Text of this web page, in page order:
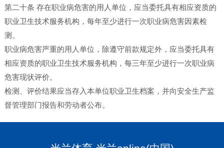
第二十条 存在职业病危害的用人单位，应当委托具有相应资质的
职业卫生技术服务机构，每年至少进行一次职业病危害因素检
测。
职业病危害严重的用人单位，除遵守前款规定外，应当委托具有
相应资质的职业卫生技术服务机构，每三年至少进行一次职业病
危害现状评价。
检测、评价结果应当存入本单位职业卫生档案，并向安全生产监
督管理部门报告和劳动者公布。